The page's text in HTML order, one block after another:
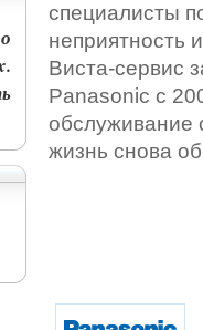
специалисты
неприятность
Виста-сервис
Panasonic с
обслуживание
жизнь снова